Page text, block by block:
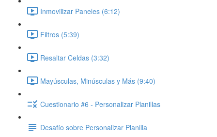
Inmovilizar Paneles (6:12)
Filtros (5:39)
Resaltar Celdas (3:32)
Mayúsculas, Minúsculas y Más (9:40)
Cuestionario #6 - Personalizar Planillas
Desafío sobre Personalizar Planilla